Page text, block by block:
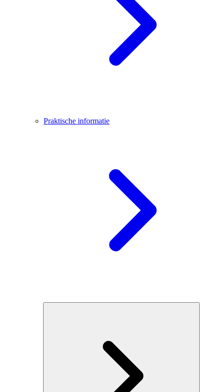
Praktische informatie